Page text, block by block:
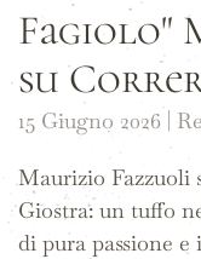
Fagiolo"
su
15 Giugno 2026 |
Maurizio Fazzuoli
Giostra: un tuffo
di pura passione